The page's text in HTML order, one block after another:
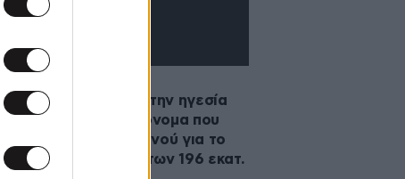
– έκπληξη για την ηγεσία
ΣΥΡΙΖΑ | Το πρώτο όνομα που
επιλέξει η Καρυστιανού για το
της | Η επένδυση των 196 εκατ.